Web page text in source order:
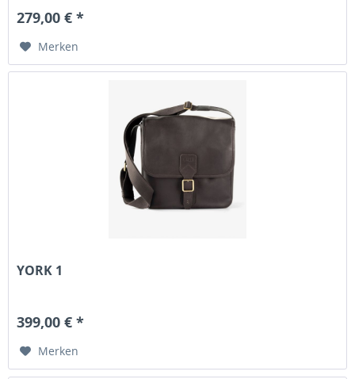
279,00 € *
Merken
YORK 1
399,00 € *
Merken